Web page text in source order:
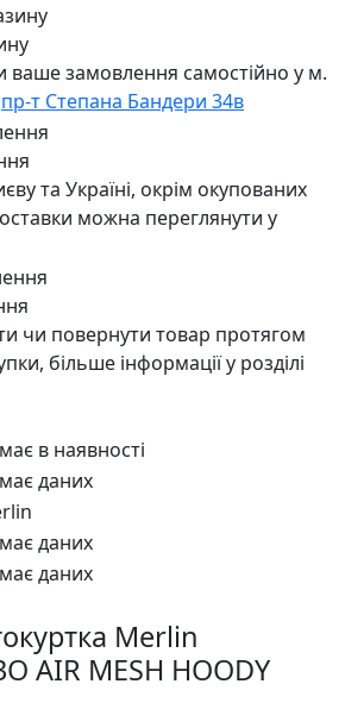
ваше замовлення самостійно у м.
пр-т Степана Бандери 34в
та Україні, окрім окупованих
можна переглянути у
чи повернути товар протягом
більше інформації у розділі
в наявності
даних
даних
даних
Merlin
AIR MESH HOODY